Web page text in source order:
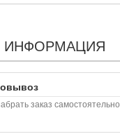
ИНФОРМАЦИЯ
заказ самостоятельно